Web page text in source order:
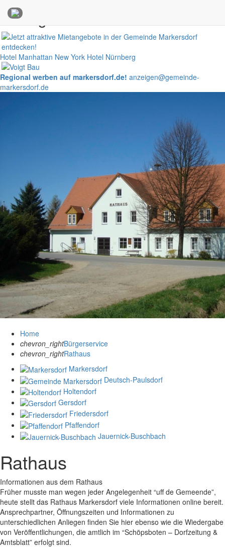
Anzeigen
Hotel Manhattan New York Hotel Nürnberg
Regional werben auf markersdorf.de! anzeigen@gemeinde-
markersdorf.de
Home
chevron_rightBürgerservice
chevron_rightRathaus
Markersdorf
Deutsch-Paulsdorf
Holtendorf
Gersdorf
Friedersdorf
Pfaffendorf
Jauernick-Buschbach
Rathaus
Informationen aus dem Rathaus
Früher musste man wegen jeder Angelegenheit “uff de Gemeende”,
heute stellt das Rathaus Markersdorf viele Informationen online bereit.
Ansprechpartner, Öffnungszeiten und Informationen zu
unterschiedlichen Anliegen finden Sie hier ebenso wie die Wiedergabe
von Veröffentlichungen, die amtlich im “Schöpsboten – Dorfzeitung &
Amtsblatt” erfolgt sind.